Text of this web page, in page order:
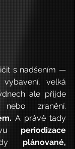
s nadšením —
velká
ale přijde
zranění.
A právě tady
periodizace
plánované,